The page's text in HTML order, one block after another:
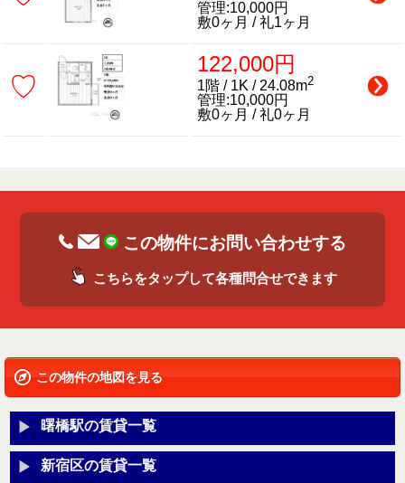
管理:10,000円
敷0ヶ月 / 礼1ヶ月
♡
122,000円
1階 / 1K / 24.08m2
管理:10,000円
敷0ヶ月 / 礼0ヶ月
この物件にお問い合わせする
こちらをタップして各種問合せできます
この物件の地図を見る
曙橋駅の賃貸一覧
新宿区の賃貸一覧